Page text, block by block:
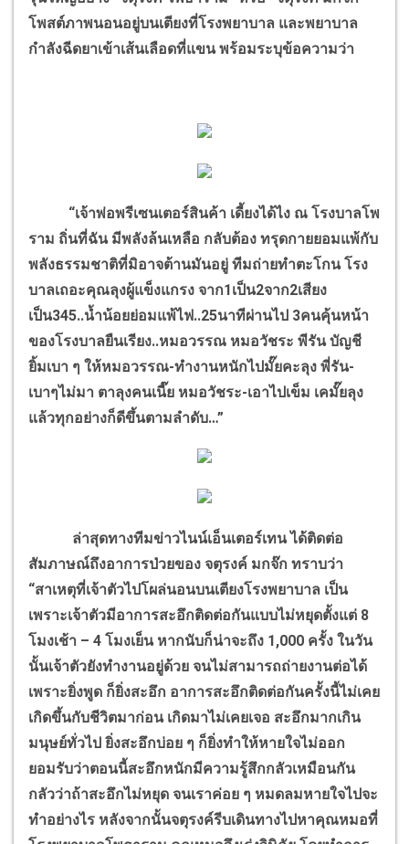
โพสต์ภาพนอนอยู่บนเตียงที่โรงพยาบาล และพยาบาล
กำลังฉีดยาเข้าเส้นเลือดที่แขน พร้อมระบุข้อความว่า
“เจ้าพ่อพรีเซนเตอร์สินค้า เดี้ยงได้ไง ณ โรงบาลโพ
ราม ถิ่นที่ฉัน มีพลังล้นเหลือ กลับต้อง ทรุดกายยอมแพ้กับ
พลังธรรมชาติที่มิอาจต้านมันอยู่ ทีมถ่ายทำตะโกน โรง
บาลเถอะคุณลุงผู้แข็งแกรง จาก1เป็น2จาก2เสียง
เป็น345..น้ำน้อยย่อมแพ้ไฟ..25นาทีผ่านไป 3คนคุ้นหน้า
ของโรงบาลยืนเรียง..หมอวรรณ หมอวัชระ พีรัน บัญชี
ยิ้มเบา ๆ ให้หมอวรรณ-ทำงานหนักไปมั๊ยคะลุง พี่รัน-
เบาๆไม่มา ตาลุงคนเนี๊ย หมอวัชระ-เอาไปเข็ม เคมั๊ยลุง
แล้วทุกอย่างก็ดีขึ้นตามลำดับ…”
ล่าสุดทางทีมข่าวไนน์เอ็นเตอร์เทน ได้ติดต่อ
สัมภาษณ์ถึงอาการป่วยของ จตุรงค์ มกจ๊ก ทราบว่า
“สาเหตุที่เจ้าตัวไปโผล่นอนบนเตียงโรงพยาบาล เป็น
เพราะเจ้าตัวมีอาการสะอึกติดต่อกันแบบไม่หยุดตั้งแต่ 8
โมงเช้า – 4 โมงเย็น หากนับก็น่าจะถึง 1,000 ครั้ง ในวัน
นั้นเจ้าตัวยังทำงานอยู่ด้วย จนไม่สามารถถ่ายงานต่อได้
เพราะยิ่งพูด ก็ยิ่งสะอึก อาการสะอึกติดต่อกันครั้งนี้ไม่เคย
เกิดขึ้นกับชีวิตมาก่อน เกิดมาไม่เคยเจอ สะอึกมากเกิน
มนุษย์ทั่วไป ยิ่งสะอึกบ่อย ๆ ก็ยิ่งทำให้หายใจไม่ออก
ยอมรับว่าตอนนี้สะอึกหนักมีความรู้สึกกลัวเหมือนกัน
กลัวว่าถ้าสะอึกไม่หยุด จนเราค่อย ๆ หมดลมหายใจไปจะ
ทำอย่างไร หลังจากนั้นจตุรงค์รีบเดินทางไปหาคุณหมอที่